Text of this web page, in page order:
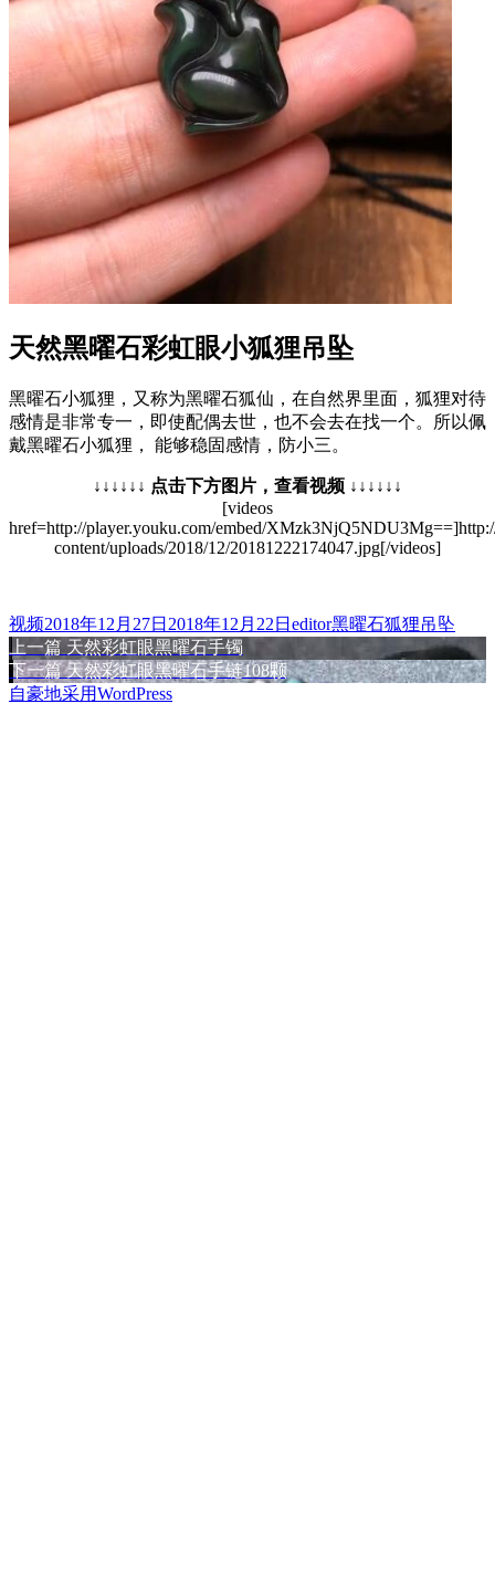
天然黑曜石彩虹眼小狐狸吊坠
黑曜石小狐狸，又称为黑曜石狐仙，在自然界里面，狐狸对待
感情是非常专一，即使配偶去世，也不会去在找一个。所以佩
戴黑曜石小狐狸， 能够稳固感情，防小三。
↓↓↓↓↓↓ 点击下方图片，查看视频 ↓↓↓↓↓↓
[videos
href=http://player.youku.com/embed/
content/uploads/2018/12/20181222174047.jpg[/videos]
格
式
视频发
布
于
2018年12月27日 2018年12月22日 作
editor分
黑曜石狐狸吊坠
文
章
上一篇 上
篇
文
天然彩虹眼黑曜石手镯
下一篇下
篇
天然彩虹眼黑曜石手链108颗
自豪地采用WordPress